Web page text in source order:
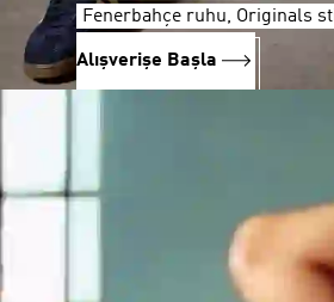
Fenerbahçe ruhu, Originals
Alışverişe Başla